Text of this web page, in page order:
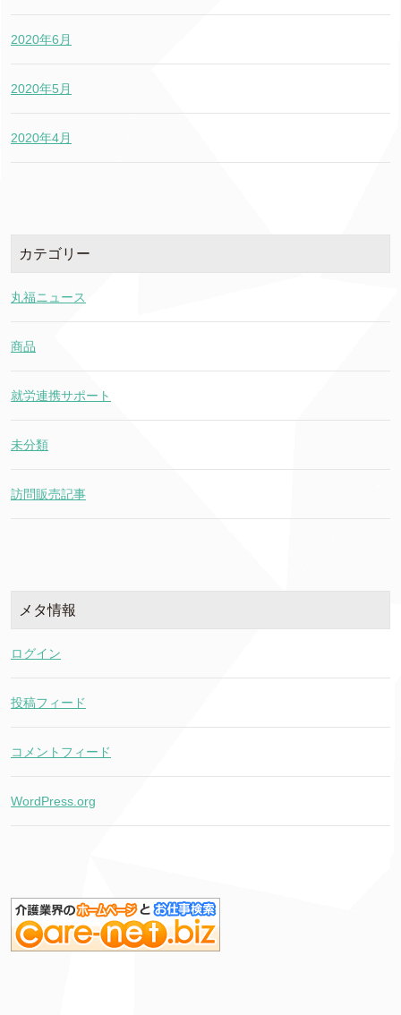
2020年6月
2020年5月
2020年4月
カテゴリー
丸福ニュース
商品
就労連携サポート
未分類
訪問販売記事
メタ情報
ログイン
投稿フィード
コメントフィード
WordPress.org